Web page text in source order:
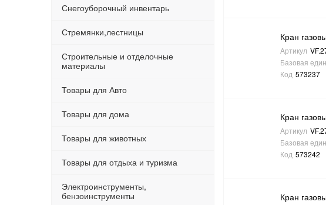
Снегоуборочный инвентарь
Стремянки,лестницы
Строительные и отделочные
материалы
Товары для Авто
Товары для дома
Товары для животных
Товары для отдыха и туризма
Электроинструменты,
бензоинструменты
Кран
Артикул
Базовая
Код 573237
Кран
Артикул
Базовая
Код 573242
Кран